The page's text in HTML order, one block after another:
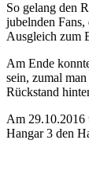
So gelang den
jubelnden Fans,
Ausgleich zum
Am Ende
sein, zumal
Rückstand
Am 29.10.2016
Hangar 3 den